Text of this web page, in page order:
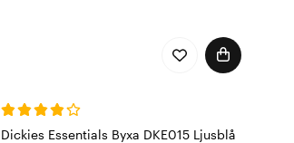
Dickies Essentials Byxa DKE015 Ljusblå